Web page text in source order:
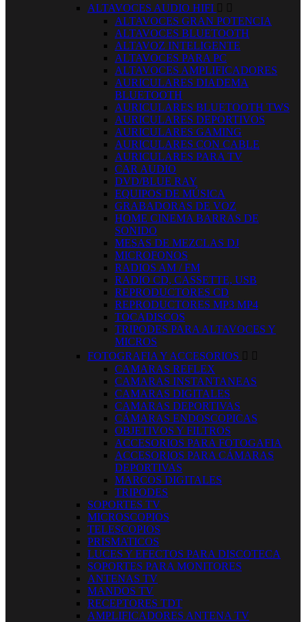
ALTAVOCES AUDIO HIFI  
ALTAVOCES GRAN POTENCIA
ALTAVOCES BLUETOOTH
ALTAVOZ INTELIGENTE
ALTAVOCES PARA PC
ALTAVOCES AMPLIFICADORES
AURICULARES DIADEMA
BLUETOOTH
AURICULARES BLUETOOTH TWS
AURICULARES DEPORTIVOS
AURICULARES GAMING
AURICULARES CON CABLE
AURICULARES PARA TV
CAR AUDIO
DVD/BLUE RAY
EQUIPOS DE MÚSICA
GRABADORAS DE VOZ
HOME CINEMA BARRAS DE
SONIDO
MESAS DE MEZCLAS DJ
MICROFONOS
RADIOS AM / FM
RADIO CD, CASSETTE, USB
REPRODUCTORES CD
REPRODUCTORES MP3 MP4
TOCADISCOS
TRIPODES PARA ALTAVOCES Y
MICROS
FOTOGRAFIA Y ACCESORIOS  
CAMARAS REFLEX
CAMARAS INSTANTANEAS
CAMARAS DIGITALES
CAMARAS DEPORTIVAS
CÁMARAS ENDOSCOPICAS
OBJETIVOS Y FILTROS
ACCESORIOS PARA FOTOGAFIA
ACCESORIOS PARA CÁMARAS
DEPORTIVAS
MARCOS DIGITALES
TRIPODES
SOPORTES TV
MICROSCOPIOS
TELESCOPIOS
PRISMATICOS
LUCES Y EFECTOS PARA DISCOTECA
SOPORTES PARA MONITORES
ANTENAS TV
MANDOS TV
RECEPTORES TDT
AMPLIFICADORES ANTENA TV